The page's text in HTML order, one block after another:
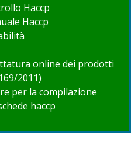
Haccp
Haccp
online dei prodotti
2011)
per la compilazione
haccp